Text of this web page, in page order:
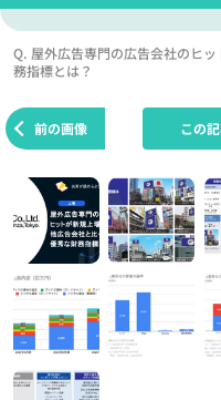
Q. 屋外広告専門の広告会社のヒ
務指標とは？
前の画像 この